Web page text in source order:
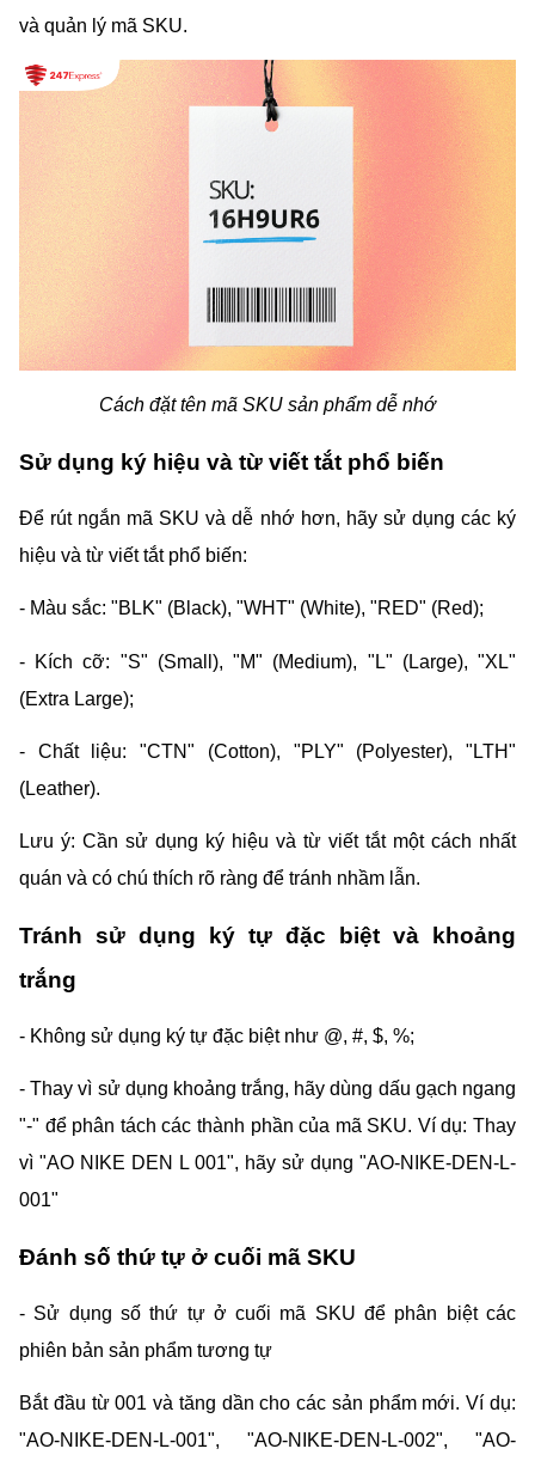
và quản lý mã SKU.
Cách đặt tên mã SKU sản phẩm dễ nhớ
Sử dụng ký hiệu và từ viết tắt phổ biến
Để rút ngắn mã SKU và dễ nhớ hơn, hãy sử dụng các ký
hiệu và từ viết tắt phổ biến:
- Màu sắc: "BLK" (Black), "WHT" (White), "RED" (Red);
- Kích cỡ: "S" (Small), "M" (Medium), "L" (Large), "XL"
(Extra Large);
- Chất liệu: "CTN" (Cotton), "PLY" (Polyester), "LTH"
(Leather).
Lưu ý: Cần sử dụng ký hiệu và từ viết tắt một cách nhất
quán và có chú thích rõ ràng để tránh nhầm lẫn.
Tránh sử dụng ký tự đặc biệt và khoảng
trắng
- Không sử dụng ký tự đặc biệt như @, #, $, %;
- Thay vì sử dụng khoảng trắng, hãy dùng dấu gạch ngang
"-" để phân tách các thành phần của mã SKU. Ví dụ: Thay
vì "AO NIKE DEN L 001", hãy sử dụng "AO-NIKE-DEN-L-
001"
Đánh số thứ tự ở cuối mã SKU
- Sử dụng số thứ tự ở cuối mã SKU để phân biệt các
phiên bản sản phẩm tương tự
Bắt đầu từ 001 và tăng dần cho các sản phẩm mới. Ví dụ:
"AO-NIKE-DEN-L-001", "AO-NIKE-DEN-L-002", "AO-